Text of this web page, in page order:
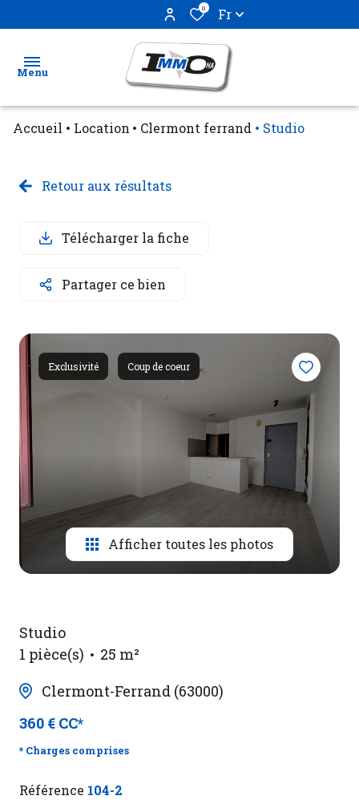
0 Fr
Menu
Locations
vendus
Estimation
Gestion
Contact
Accueil Location Clermont ferrand Studio
Retour aux résultats
Télécharger la fiche
Partager ce bien
Exclusivité Coup de coeur
Afficher toutes les photos
Studio
1 pièce(s)
25 m²
Clermont-Ferrand (63000)
360 € CC*
* Charges comprises
Référence 104-2